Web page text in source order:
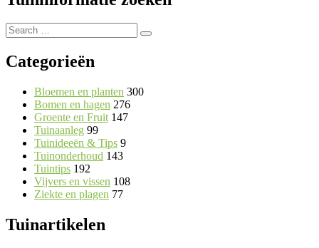
Search
for:
Search
Categorieën
Bloemen en planten 300
Bomen en hagen 276
Groente en Fruit 147
Tuinaanleg 99
Tuinideeën & Tips 9
Tuinonderhoud 143
Tuintips 192
Vijvers en vissen 108
Ziekte en plagen 77
Tuinartikelen